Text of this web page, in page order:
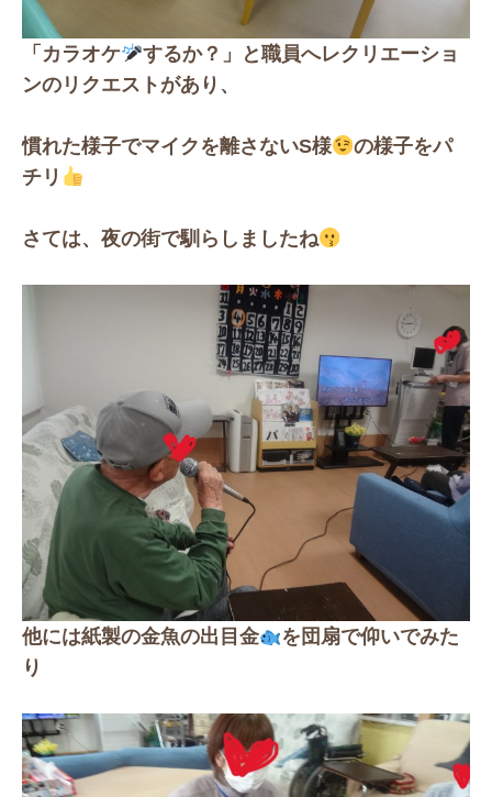
「カラオケ
するか？」と職員へレクリエーショ
ンのリクエストがあり、
慣れた様子でマイクを離さないS様
の様子をパ
チリ
さては、夜の街で馴らしましたね
他には紙製の金魚の出目金
を団扇で仰いでみた
り